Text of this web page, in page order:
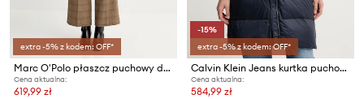
extra -5% z kodem: OFF*
Marc O'Polo płaszcz puchowy damski
Cena aktualna:
619,99 zł
-15%
extra -5% z kodem: OFF*
Calvin Klein Jeans kurtka puchowa
Cena aktualna:
584,99 zł